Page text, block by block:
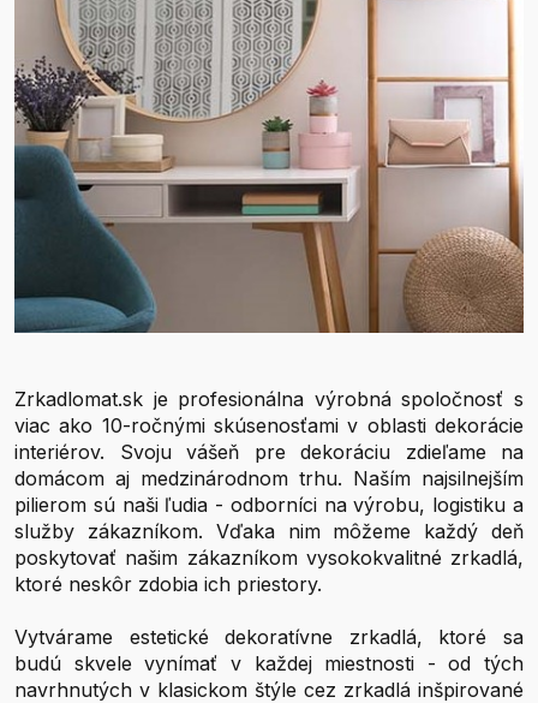
Zrkadlomat.sk je profesionálna výrobná spoločnosť s
viac ako 10-ročnými skúsenosťami v oblasti dekorácie
interiérov. Svoju vášeň pre dekoráciu zdieľame na
domácom aj medzinárodnom trhu. Naším najsilnejším
pilierom sú naši ľudia - odborníci na výrobu, logistiku a
služby zákazníkom. Vďaka nim môžeme každý deň
poskytovať našim zákazníkom vysokokvalitné zrkadlá,
ktoré neskôr zdobia ich priestory.
Vytvárame estetické dekoratívne zrkadlá, ktoré sa
budú skvele vynímať v každej miestnosti - od tých
navrhnutých v klasickom štýle cez zrkadlá inšpirované